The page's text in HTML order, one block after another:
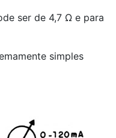
ser de 4,7 Ω e para
simples